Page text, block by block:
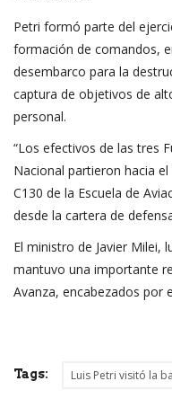
Petri formó parte del
formación de comandos,
desembarco para la
captura de objetivos de
personal.
“Los efectivos de las tres
Nacional partieron hacia
C130 de la Escuela de
desde la cartera de
El ministro de Javier Milei,
mantuvo una importante
Avanza, encabezados por
Tags: Luis Petri visitó la